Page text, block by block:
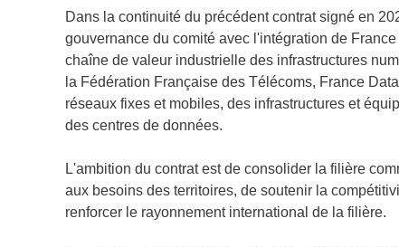
Dans la continuité du précédent contrat signé en
gouvernance du comité avec l'intégration de
chaîne de valeur industrielle des infrastructures
la Fédération Française des Télécoms, France
réseaux fixes et mobiles, des infrastructures et
des centres de données.
L'ambition du contrat est de consolider la filière
aux besoins des territoires, de soutenir la
renforcer le rayonnement international de la filière.